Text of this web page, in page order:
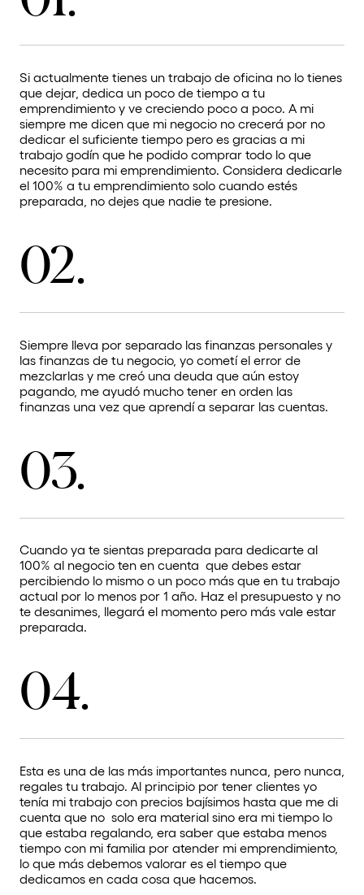
Si actualmente tienes un trabajo de oficina no lo tienes
que dejar, dedica un poco de tiempo a tu
emprendimiento y ve creciendo poco a poco. A mi
siempre me dicen que mi negocio no crecerá por no
dedicar el suficiente tiempo pero es gracias a mi
trabajo godín que he podido comprar todo lo que
necesito para mi emprendimiento. Considera dedicarle
el 100% a tu emprendimiento solo cuando estés
preparada, no dejes que nadie te presione.
02.
Siempre lleva por separado las finanzas personales y
las finanzas de tu negocio, yo cometí el error de
mezclarlas y me creó una deuda que aún estoy
pagando, me ayudó mucho tener en orden las
finanzas una vez que aprendí a separar las cuentas.
03.
Cuando ya te sientas preparada para dedicarte al
100% al negocio ten en cuenta que debes estar
percibiendo lo mismo o un poco más que en tu trabajo
actual por lo menos por 1 año. Haz el presupuesto y no
te desanimes, llegará el momento pero más vale estar
preparada.
04.
Esta es una de las más importantes nunca, pero nunca,
regales tu trabajo. Al principio por tener clientes yo
tenía mi trabajo con precios bajísimos hasta que me di
cuenta que no solo era material sino era mi tiempo lo
que estaba regalando, era saber que estaba menos
tiempo con mi familia por atender mi emprendimiento,
lo que más debemos valorar es el tiempo que
dedicamos en cada cosa que hacemos.